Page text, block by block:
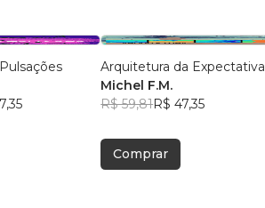
Arquitetura da Expectativa
Michel F.M.
R$ 59,81R$ 47,35
Comprar